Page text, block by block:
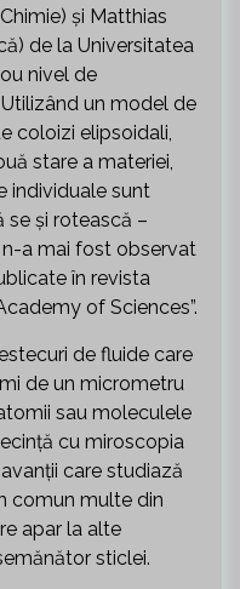
și Matthias
de la Universitatea
nivel de
un model de
coloizi elipsoidali,
stare a materiei,
individuale sunt
se și rotească –
a mai fost observat
în revista
of Sciences”.
de fluide care
de un micrometru
sau moleculele
cu miroscopia
care studiază
comun multe din
apar la alte
sticlei.